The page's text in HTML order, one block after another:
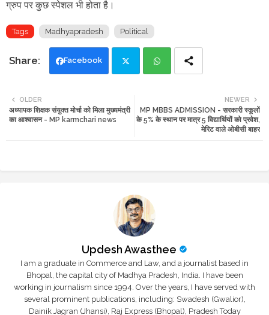
ग्रुप पर कुछ स्पेशल भी होता है।
Tags Madhyapradesh Political
Facebook
tte ats
NEWER
MP MBBS ADMISSION - सरकारी स्कूलों
के 5% के स्थान पर मात्र 5 विद्यार्थियों को प्रवेश,
मेरिट वाले ओबीसी बाहर
OLDER
अध्यापक शिक्षक संयुक्त मोर्चा को मिला मुख्यमंत्री
का आश्वासन - MP karmchari news
Updesh Awasthee
I am a graduate in Commerce and Law, and a journalist based in
Bhopal, the capital city of Madhya Pradesh, India. I have been
working in journalism since 1994. Over the years, I have served with
several prominent publications, including: Swadesh (Gwalior),
Dainik Jagran (Jhansi), Raj Express (Bhopal), Pradesh Today